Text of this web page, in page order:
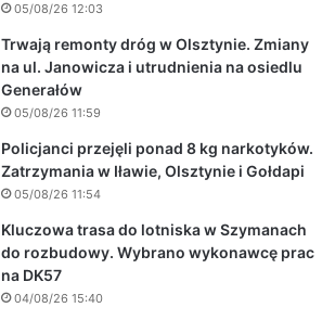
05/08/26 12:03
Trwają remonty dróg w Olsztynie. Zmiany
na ul. Janowicza i utrudnienia na osiedlu
Generałów
05/08/26 11:59
Policjanci przejęli ponad 8 kg narkotyków.
Zatrzymania w Iławie, Olsztynie i Gołdapi
05/08/26 11:54
Kluczowa trasa do lotniska w Szymanach
do rozbudowy. Wybrano wykonawcę prac
na DK57
04/08/26 15:40